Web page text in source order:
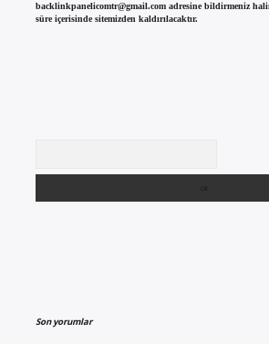
backlinkpanelicomtr@gmail.comadresine bildirmeniz
süre içerisinde sitemizden kaldırılacaktır.
Son yorumlar